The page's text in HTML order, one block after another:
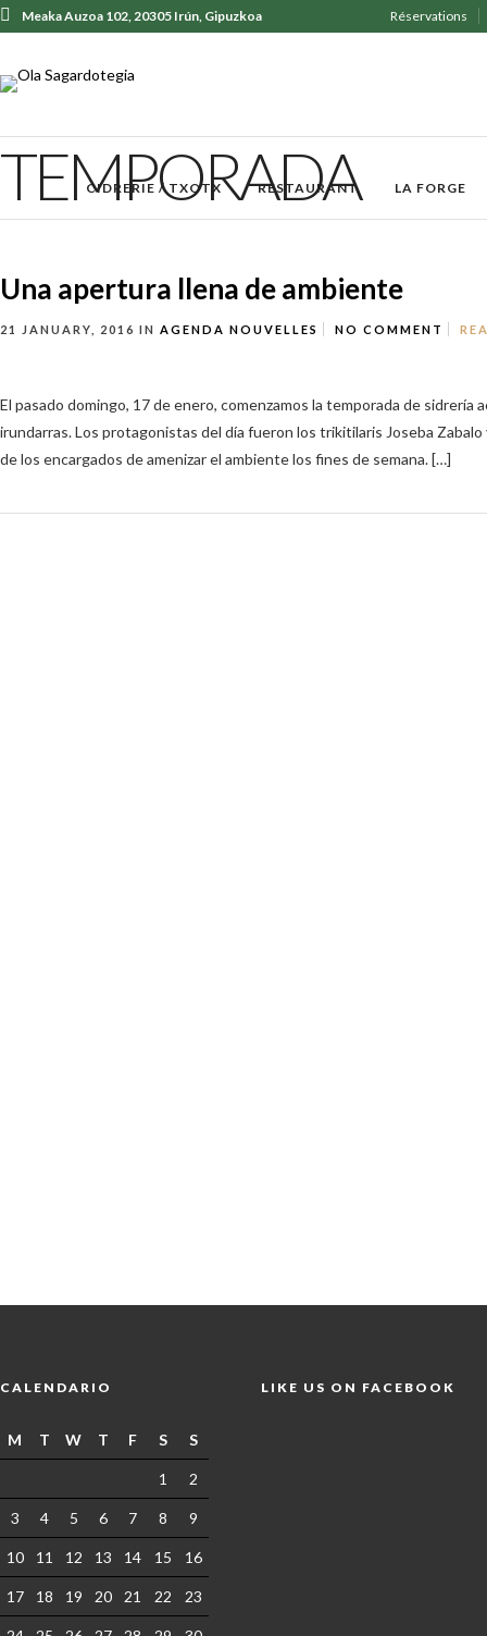
Réservations
Meaka Auzoa 102, 20305 Irún, Gipuzkoa
CIDRERIE / TXOTX RESTAURANT LA FORGE
TEMPORADA
Una apertura llena de ambiente
21 JANUARY, 2016 IN AGENDA NOUVELLES NO COMMENT
El pasado domingo, 17 de enero, comenzamos la temporada de sidrería
irundarras. Los protagonistas del día fueron los trikitilaris Joseba
de los encargados de amenizar el ambiente los fines de semana. […]
CALENDARIO
M T W T F S S
1 2
3 4 5 6 7 8 9
10 11 12 13 14 15 16
17 18 19 20 21 22 23
LIKE US ON FACEBOOK